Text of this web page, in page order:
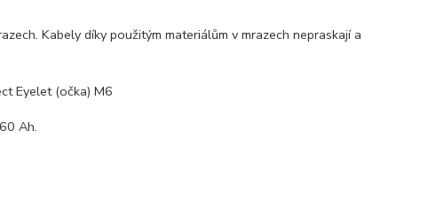
Kabely díky použitým materiálům v mrazech nepraskají a
Eyelet (očka) M6
Ah.